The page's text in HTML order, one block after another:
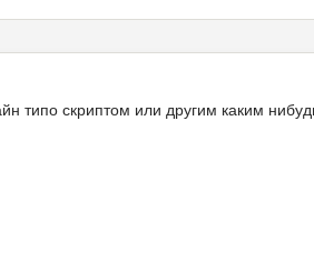
типо скриптом или другим каким